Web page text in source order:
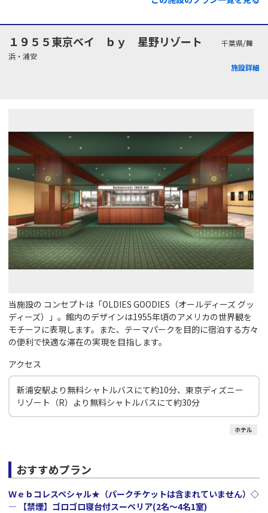
１９５５東京ベイ ｂｙ 星野リゾート
千葉県/舞
浜・浦安
施設詳細
当施設の コンセプトは「OLDIES GOODIES（オールディーズ グッ
ディーズ）」。館内のデザインは1955年頃のアメリカの世界観を
モチーフに表現します。また、テーマパークを目的に宿泊する方々
の便利で快適な滞在の実現を目指します。
アクセス
新浦安駅より無料シャトルバスにて約10分、東京ディズニー
リゾート（R）より無料シャトルバスにて約30分
ホテル
おすすめプラン
Ｗｅｂコレスペシャル★（パークチケットは含まれていません）◇
― 【禁煙】ゴロゴロ寝台付スーペリア(2名～4名1室)